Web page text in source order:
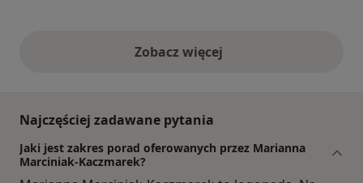
Zobacz więcejopinie powyżej
Najczęściej zadawane pytania
Jaki jest zakres porad oferowanych przez Marianna
Marciniak-Kaczmarek?